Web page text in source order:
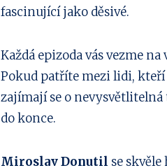
fascinující jako děsivé.
Každá epizoda vás vezme
Pokud patříte mezi lidi,
zajímají se o nevysvětlitelná
do konce.
Miroslav Donutil se